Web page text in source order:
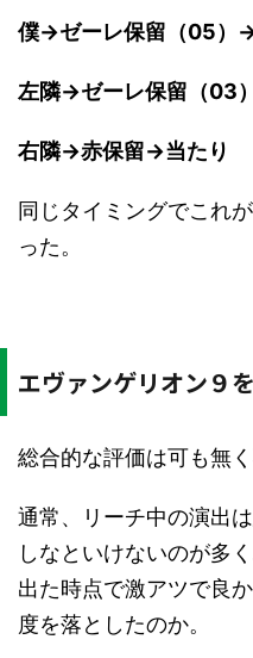
僕→ゼーレ保留（05）
左隣→ゼーレ保留（03
右隣→赤保留→当たり
同じタイミングでこれ
った。
エヴァンゲリオン９
総合的な評価は可も無く
通常、リーチ中の演出
しなといけないのが多
出た時点で激アツで良
度を落としたのか。